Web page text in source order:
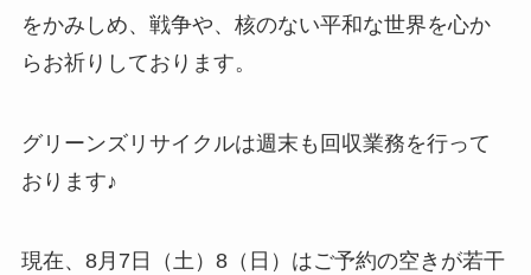
をかみしめ、戦争や、核のない平和な世界を心か
らお祈りしております。
グリーンズリサイクルは週末も回収業務を行って
おります♪
現在、8月7日（土）8（日）はご予約の空きが若干